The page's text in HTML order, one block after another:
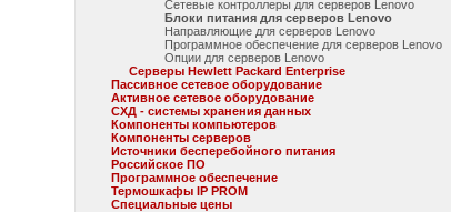
Сетевые контроллеры для серверов Lenovo
Блоки питания для серверов Lenovo
Направляющие для серверов Lenovo
Программное обеспечение для серверов Lenovo
Опции для серверов Lenovo
Серверы Hewlett Packard Enterprise
Пассивное сетевое оборудование
Активное сетевое оборудование
СХД - системы хранения данных
Компоненты компьютеров
Компоненты серверов
Источники бесперебойного питания
Российское ПО
Программное обеспечение
Термошкафы IP PROM
Специальные цены